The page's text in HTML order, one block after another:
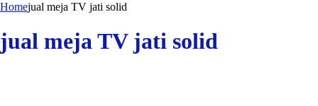
Homejual meja TV jati solid
jual meja TV jati solid